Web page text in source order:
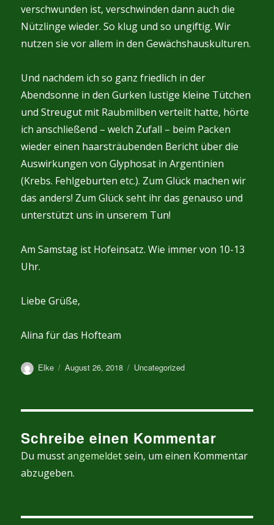
verschwunden ist, verschwinden dann auch die
Nützlinge wieder. So klug und so ungiftig. Wir
nutzen sie vor allem in den Gewächshauskulturen.
Und nachdem ich so ganz friedlich in der
Abendsonne in den Gurken lustige kleine Tütchen
und Streugut mit Raubmilben verteilt hatte, hörte
ich anschließend – welch Zufall – beim Packen
wieder einen haarsträubenden Bericht über die
Auswirkungen von Glyphosat in Argentinien
(Krebs. Fehlgeburten etc.). Zum Glück machen wir
das anders! Zum Glück seht ihr das genauso und
unterstützt uns in unserem Tun!
Am Samstag ist Hofeinsatz. Wie immer von 10-13
Uhr.
Liebe Grüße,
Alina für das Hofteam
Autor
Elke
Veröffentlicht
August 26, 2018 Kategorien
Uncategorized
Schreibe einen Kommentar
Du musstangemeldetsein, um einen Kommentar
abzugeben.